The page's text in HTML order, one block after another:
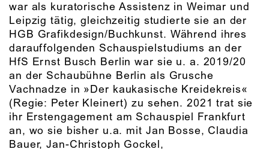
war als kuratorische Assistenz in Weimar und
Leipzig tätig, gleichzeitig studierte sie an der
HGB Grafikdesign/Buchkunst. Während ihres
darauffolgenden Schauspielstudiums an der
HfS Ernst Busch Berlin war sie u. a. 2019/20
an der Schaubühne Berlin als Grusche
Vachnadze in »Der kaukasische Kreidekreis«
(Regie: Peter Kleinert) zu sehen. 2021 trat sie
ihr Erstengagement am Schauspiel Frankfurt
an, wo sie bisher u.a. mit Jan Bosse, Claudia
Bauer, Jan-Christoph Gockel,